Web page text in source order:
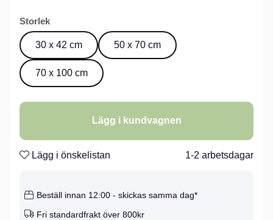
Storlek
30 x 42 cm 50 x 70 cm
70 x 100 cm
Lägg i kundvagnen
Lägg i önskelistan 1-2 arbetsdagar
Beställ innan 12:00 - skickas samma dag*
Fri standardfrakt över 800kr